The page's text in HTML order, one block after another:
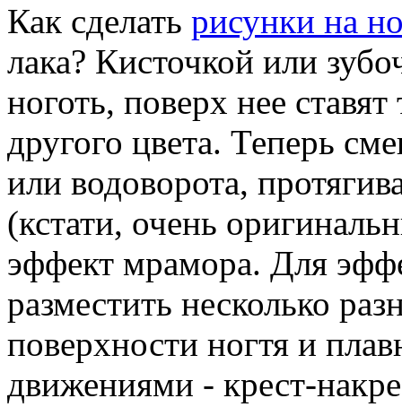
Как сделать рисунки на
лака? Кисточкой или
ноготь, поверх нее
другого цвета. Теперь
или водоворота,
(кстати, очень
эффект мрамора. Для
разместить несколько
поверхности ногтя и
движениями - крест-